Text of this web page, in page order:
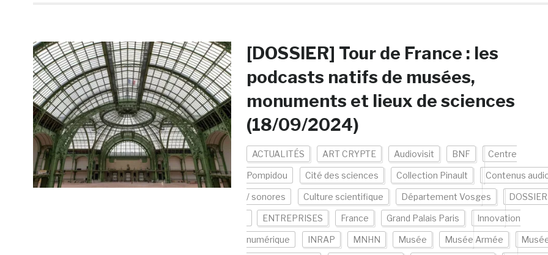
[DOSSIER] Tour de France : les
podcasts natifs de musées,
monuments et lieux de sciences
(18/09/2024)
ACTUALITÉS ART CRYPTE Audiovisit BNF Centre
Pompidou Cité des sciences Collection Pinault Contenus
/ sonores Culture scientifique Département Vosges
ENTREPRISES France Grand Palais Paris Innovation
numérique INRAP MNHN Musée Musée Armée